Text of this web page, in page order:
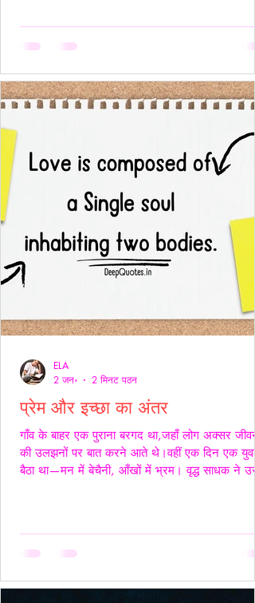
प्रेम है जहाँ आत्मा आत्मा को पहचान लेती है बिना परिचय,
प्रेम और इच्छा का अंतर
गाँव के बाहर एक पुराना बरगद था,जहाँ लोग अक्सर जीवन
की उलझनों पर बात करने आते थे।वहीं एक दिन एक युवक
बैठा था—मन में बेचैनी, आँखों में भ्रम। वृद्ध साधक ने उसे
अनुग्रह समझो।और यदि अस्वीकार करे,तो उसकी इच्छा
उन्होंने ठहरकर कहा—
ELA
2 जन॰
2 मिनट पठन